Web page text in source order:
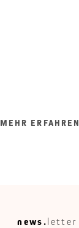
MEHR ERFAHREN
news.letter